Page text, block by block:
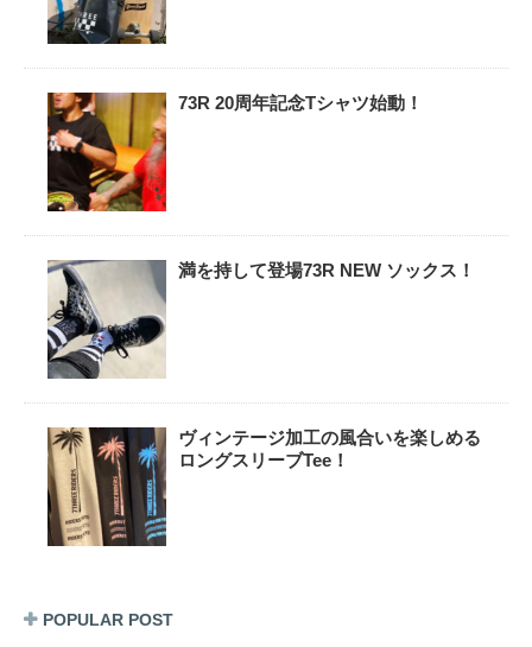
73R 20周年記念Tシャツ始動！
満を持して登場73R NEW ソックス！
ヴィンテージ加工の風合いを楽しめる
ロングスリーブTee！
POPULAR POST